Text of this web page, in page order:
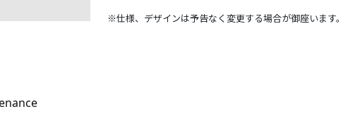
※仕様、デザインは予告なく変更する場合が御座います。